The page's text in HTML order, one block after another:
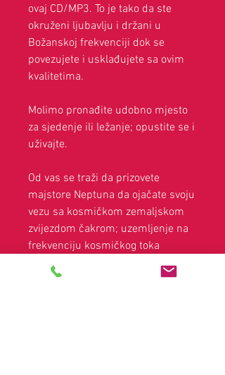
ovaj CD/MP3. To je tako da ste
okruženi ljubavlju i držani u
Božanskoj frekvenciji dok se
povezujete i usklađujete sa ovim
kvalitetima.
Molimo pronađite udobno mjesto
za sjedenje ili ležanje; opustite se i
uživajte.
Od vas se traži da prizovete
majstore Neptuna da ojačate svoju
vezu sa kosmičkom zemaljskom
zvijezdom čakrom; uzemljenje na
frekvenciju kosmičkog toka
svjetlosti. Dok pristupate ovom
toku, dobićete preuzimanje